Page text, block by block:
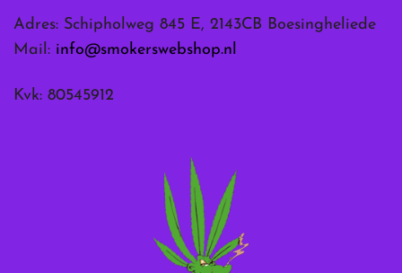
Adres: Schipholweg 845 E, 2143CB Boesingheliede
Mail: info@smokerswebshop.nl
Kvk: 80545912